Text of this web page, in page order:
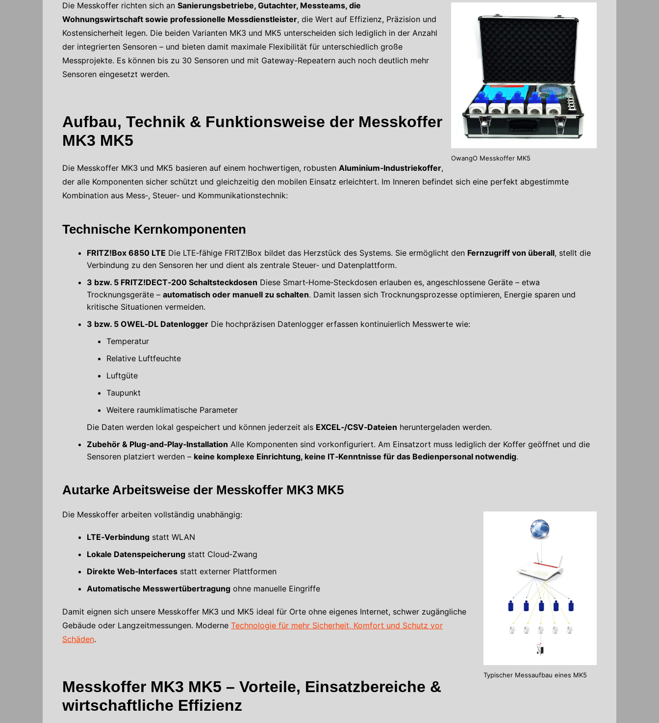
OwangO Messkoffer MK5
Die Messkoffer richten sich an Sanierungsbetriebe, Gutachter, Messteams, die
Wohnungswirtschaft sowie professionelle Messdienstleister, die Wert auf Effizienz, Präzision und
Kostensicherheit legen. Die beiden Varianten MK3 und MK5 unterscheiden sich lediglich in der Anzahl
der integrierten Sensoren – und bieten damit maximale Flexibilität für unterschiedlich große
Messprojekte. Es können bis zu 30 Sensoren und mit Gateway-Repeatern auch noch deutlich mehr
Sensoren eingesetzt werden.
Aufbau, Technik & Funktionsweise der Messkoffer
MK3 MK5
Die Messkoffer MK3 und MK5 basieren auf einem hochwertigen, robusten Aluminium‑Industriekoffer,
der alle Komponenten sicher schützt und gleichzeitig den mobilen Einsatz erleichtert. Im Inneren befindet sich eine perfekt abgestimmte
Kombination aus Mess‑, Steuer‑ und Kommunikationstechnik:
Technische Kernkomponenten
FRITZ!Box 6850 LTE Die LTE‑fähige FRITZ!Box bildet das Herzstück des Systems. Sie ermöglicht den Fernzugriff von überall, stellt die
Verbindung zu den Sensoren her und dient als zentrale Steuer‑ und Datenplattform.
3 bzw. 5 FRITZ!DECT‑200 Schaltsteckdosen Diese Smart‑Home‑Steckdosen erlauben es, angeschlossene Geräte – etwa
Trocknungsgeräte – automatisch oder manuell zu schalten. Damit lassen sich Trocknungsprozesse optimieren, Energie sparen und
kritische Situationen vermeiden.
3 bzw. 5 OWEL‑DL Datenlogger Die hochpräzisen Datenlogger erfassen kontinuierlich Messwerte wie:
Temperatur
Relative Luftfeuchte
Luftgüte
Taupunkt
Weitere raumklimatische Parameter
Die Daten werden lokal gespeichert und können jederzeit als EXCEL‑/CSV‑Dateien heruntergeladen werden.
Zubehör & Plug‑and‑Play‑Installation Alle Komponenten sind vorkonfiguriert. Am Einsatzort muss lediglich der Koffer geöffnet und die
Sensoren platziert werden – keine komplexe Einrichtung, keine IT‑Kenntnisse für das Bedienpersonal notwendig.
Autarke Arbeitsweise der Messkoffer MK3 MK5
Typischer Messaufbau eines MK5
Die Messkoffer arbeiten vollständig unabhängig:
LTE‑Verbindung statt WLAN
Lokale Datenspeicherung statt Cloud‑Zwang
Direkte Web‑Interfaces statt externer Plattformen
Automatische Messwertübertragung ohne manuelle Eingriffe
Damit eignen sich unsere Messkoffer MK3 und MK5 ideal für Orte ohne eigenes Internet, schwer zugängliche
Gebäude oder Langzeitmessungen. Moderne Technologie für mehr Sicherheit, Komfort und Schutz vor
Schäden.
Messkoffer MK3 MK5 – Vorteile, Einsatzbereiche &
wirtschaftliche Effizienz